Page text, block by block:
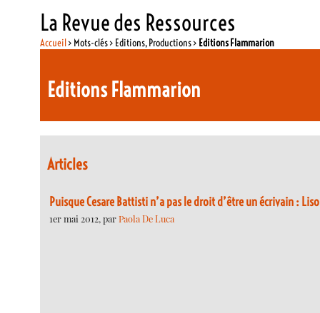
La Revue des Ressources
Accueil> Mots-clés > Editions, Productions > Editions Flammarion
Editions Flammarion
Articles
Puisque Cesare Battisti n’a pas le droit d’être un écrivain :
1er mai 2012, parPaola De Luca